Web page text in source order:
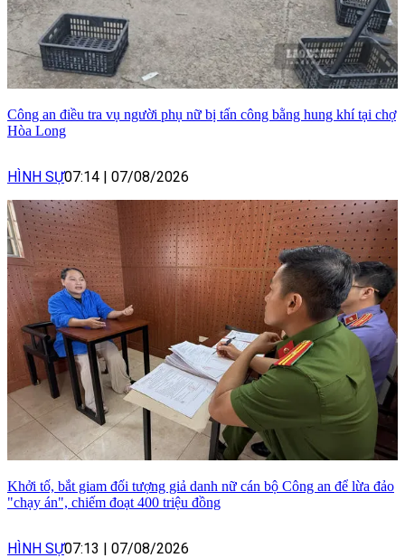
Công an điều tra vụ người phụ nữ bị tấn công bằng hung khí tại chợ
Hòa Long
HÌNH SỰ07:14 | 07/08/2026
Khởi tố, bắt giam đối tượng giả danh nữ cán bộ Công an để lừa đảo
"chạy án", chiếm đoạt 400 triệu đồng
HÌNH SỰ07:13 | 07/08/2026